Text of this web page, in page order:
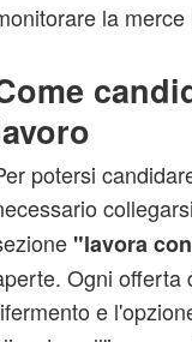
la merce
potersi
"lavora
Ogni offerta
e